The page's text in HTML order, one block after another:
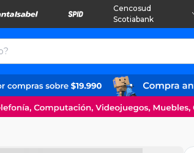
Cencosud
Scotiabank